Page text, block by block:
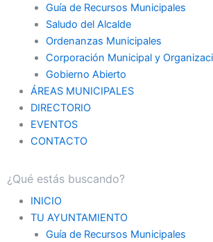
Guía de Recursos Municipales
Saludo del Alcalde
Ordenanzas Municipales
Corporación Municipal y
Gobierno Abierto
ÁREAS MUNICIPALES
DIRECTORIO
EVENTOS
CONTACTO
INICIO
TU AYUNTAMIENTO
Guía de Recursos Municipales